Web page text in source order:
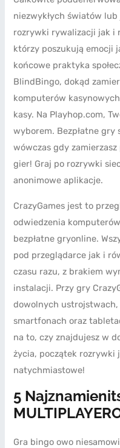
niezwykłych światów lub
rozrywki rywalizacji jak i
którzy poszukują emocji
końcowe praktyka
BlindBingo, dokąd
komputerów
kasy. Na Playhop.com,
wyborem. Bezpłatne
wówczas gdy
gier! Graj po rozrywki
anonimowe aplikacje.
CrazyGames jest to
odwiedzenia
bezpłatne gryonline.
pod przeglądarce jak i
czasu razu, z brakiem
instalacji. Przy gry
dowolnych
smartfonach oraz
na to, czy znajdujesz w
życia, początek rozrywki
natychmiastowe!
5
Gra bingo owo